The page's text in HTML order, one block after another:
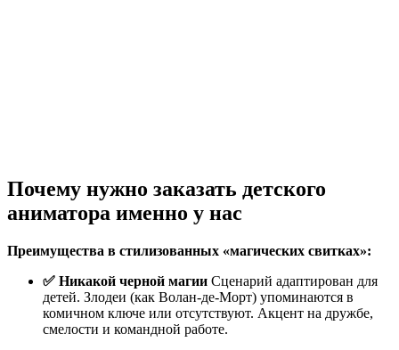
Почему нужно заказать детского
аниматора именно у нас
Преимущества в стилизованных «магических свитках»:
✅ Никакой черной магии Сценарий адаптирован для
детей. Злодеи (как Волан-де-Морт) упоминаются в
комичном ключе или отсутствуют. Акцент на дружбе,
смелости и командной работе.